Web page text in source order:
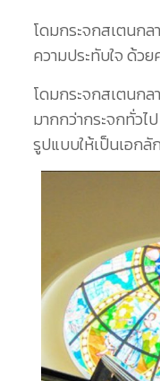
โดมกระจกสเตนก
ความประทับใจ ด้ว
โดมกระจกสเตนกล
มากกว่ากระจกทั่วไ
รูปแบบให้เป็นเอก